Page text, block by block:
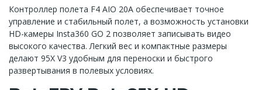
Контроллер полета F4 AIO 20A обеспечивает точное
управление и стабильный полет, а возможность установки
HD-камеры Insta360 GO 2 позволяет записывать видео
высокого качества. Легкий вес и компактные размеры
делают 95X V3 удобным для переноски и быстрого
развертывания в полевых условиях.